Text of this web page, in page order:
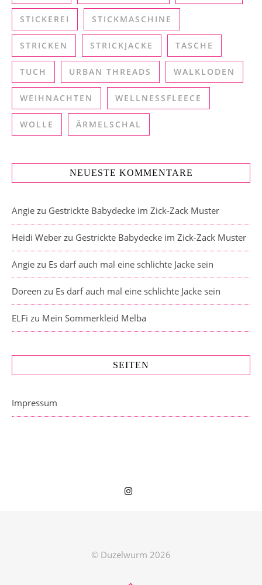
STICKEREI STICKMASCHINE
STRICKEN STRICKJACKE TASCHE
TUCH URBAN THREADS WALKLODEN
WEIHNACHTEN WELLNESSFLEECE
WOLLE ÄRMELSCHAL
NEUESTE KOMMENTARE
Angie zu Gestrickte Babydecke im Zick-Zack Muster
Heidi Weber zu Gestrickte Babydecke im Zick-Zack Muster
Angie zu Es darf auch mal eine schlichte Jacke sein
Doreen zu Es darf auch mal eine schlichte Jacke sein
ELFi zu Mein Sommerkleid Melba
SEITEN
Impressum
© Duzelwurm 2026